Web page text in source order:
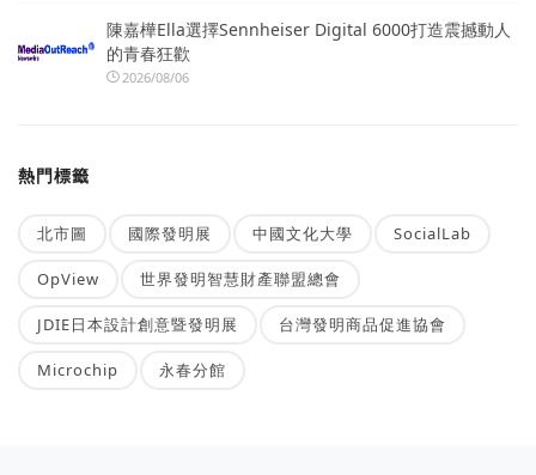
陳嘉樺Ella選擇Sennheiser Digital 6000打造震撼動人
的青春狂歡
2026/08/06
熱門標籤
北市圖 國際發明展 中國文化大學 SocialLab
OpView 世界發明智慧財產聯盟總會
JDIE日本設計創意暨發明展 台灣發明商品促進協會
Microchip 永春分館